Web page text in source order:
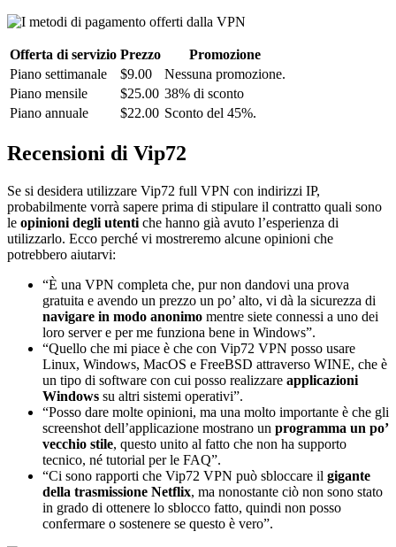
Offerta di servizio Prezzo
Promozione
Piano settimanale
$9.00
Nessuna promozione.
Piano mensile
$25.00 38% di sconto
Piano annuale
$22.00 Sconto del 45%.
Recensioni di Vip72
Se si desidera utilizzare Vip72 full VPN con indirizzi IP,
probabilmente vorrà sapere prima di stipulare il contratto quali sono
le opinioni degli utenti che hanno già avuto l’esperienza di
utilizzarlo. Ecco perché vi mostreremo alcune opinioni che
potrebbero aiutarvi:
“È una VPN completa che, pur non dandovi una prova
gratuita e avendo un prezzo un po’ alto, vi dà la sicurezza di
navigare in modo anonimo mentre siete connessi a uno dei
loro server e per me funziona bene in Windows”.
“Quello che mi piace è che con Vip72 VPN posso usare
Linux, Windows, MacOS e FreeBSD attraverso WINE, che è
un tipo di software con cui posso realizzare applicazioni
Windows su altri sistemi operativi”.
“Posso dare molte opinioni, ma una molto importante è che gli
screenshot dell’applicazione mostrano un programma un po’
vecchio stile, questo unito al fatto che non ha supporto
tecnico, né tutorial per le FAQ”.
“Ci sono rapporti che Vip72 VPN può sbloccare il gigante
della trasmissione Netflix, ma nonostante ciò non sono stato
in grado di ottenere lo sblocco fatto, quindi non posso
confermare o sostenere se questo è vero”.